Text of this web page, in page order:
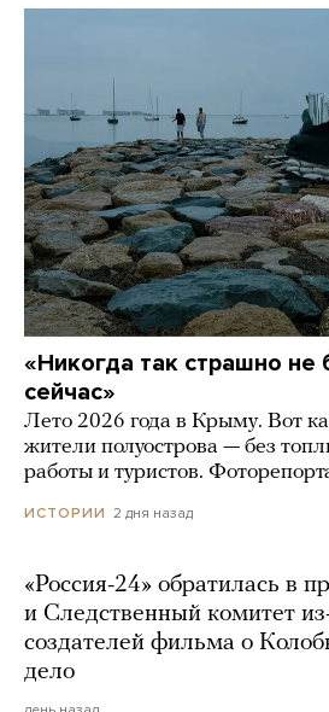
«Никогда так страшно не
сейчас»
Лето 2026 года в Крыму. Вот
жители полуострова — без
работы и туристов.
ИСТОРИИ 2 дня назад
«Россия-24» обратилась в
и Следственный комитет
создателей фильма о
дело